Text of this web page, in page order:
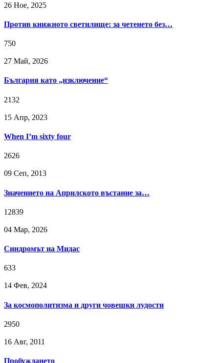
26 Ное, 2025
Против книжното светилище: за четенето без…
750
27 Май, 2026
България като „изключение“
2132
15 Апр, 2023
When I’m sixty four
2626
09 Сeп, 2013
Значението на Априлското въстание за…
12839
04 Мар, 2026
Синдромът на Мидас
633
14 Фев, 2024
За космополитизма и други човешки лудости
2950
16 Авг, 2011
Пробуждането